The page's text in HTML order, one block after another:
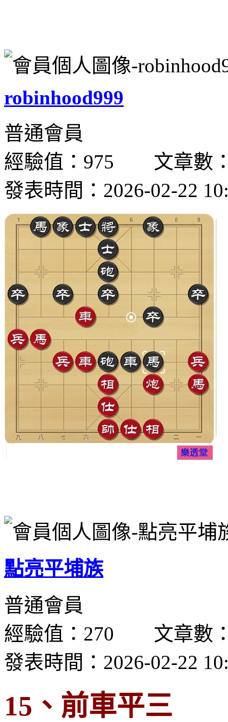
robinhood999
普通會員
經驗值：975 文章數
發表時間：2026-02-22
點亮平埔族
普通會員
經驗值：270 文章數
發表時間：2026-02-22
15、前車平三